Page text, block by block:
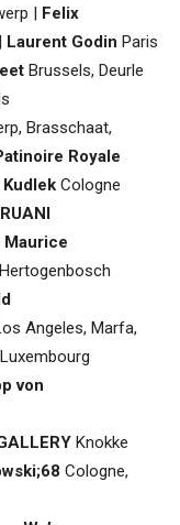
| Felix
Laurent Godin Paris
Brussels, Deurle
Brasschaat,
Royale
Cologne
Maurice
Angeles, Marfa,
von
Knokke
Cologne,